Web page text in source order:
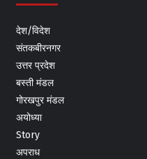
देश/विदेश
संतकबीरनगर
उत्तर प्रदेश
बस्ती मंडल
गोरखपुर मंडल
अयोध्या
Story
अपराध